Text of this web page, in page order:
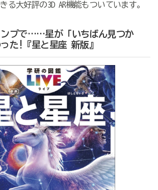
る大好評の3D AR機能もついています。
ンプで……星が「いちばん見つか
た!『星と星座 新版』